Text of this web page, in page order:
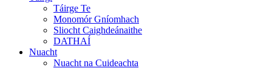
Táirge Te
Monomór Gníomhach
Sliocht Caighdeánaithe
DATHAÍ
Nuacht
Nuacht na Cuideachta